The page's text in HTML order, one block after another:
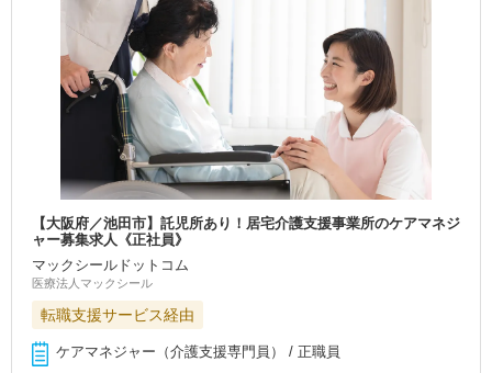
【大阪府／池田市】託児所あり！居宅介護支援事業所のケアマネジ
ャー募集求人《正社員》
マックシールドットコム
医療法人マックシール
転職支援サービス経由
ケアマネジャー（介護支援専門員） / 正職員